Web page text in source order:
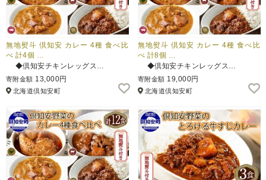
無地熨斗 倶知安 カレー 4種 食べ比
べ 計4個 …
◆倶知安チキンレッグス…
寄附金額 13,000円
北海道倶知安町
無地熨斗 倶知安 カレー 4種 食べ比
べ 計8個 …
◆倶知安チキンレッグス…
寄附金額 19,000円
北海道倶知安町